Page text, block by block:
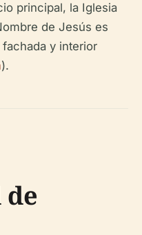
principal, la Iglesia
de Jesús es
y interior
).